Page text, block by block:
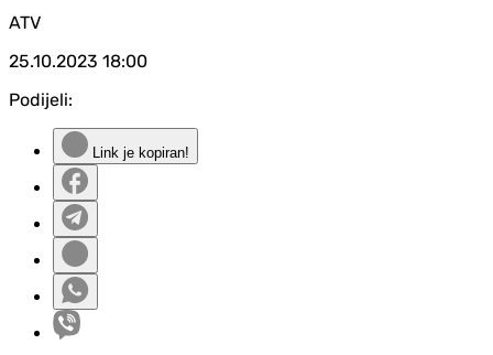
ATV
25.10.2023 18:00
Podijeli:
Link je kopiran!